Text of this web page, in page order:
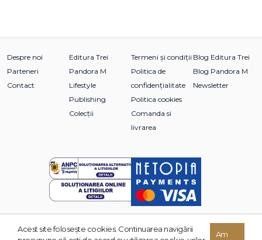
Despre noi
Parteneri
Contact
Editura Trei
Pandora M
Lifestyle
Publishing
Colecții
Termeni și condiții
Politica de
confidențialitate
Politica cookies
Comanda si
livrarea
Blog Editura Trei
Blog Pandora M
Newsletter
© 2026 Grupul Editorial TREI. Toate drepturile rezervate.
Acest site foloseşte cookies. Continuarea navigării
Am